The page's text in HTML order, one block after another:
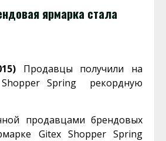
ярмарка стала
Продавцы получили на
Spring рекордную
продавцами брендовых
Gitex Shopper Spring